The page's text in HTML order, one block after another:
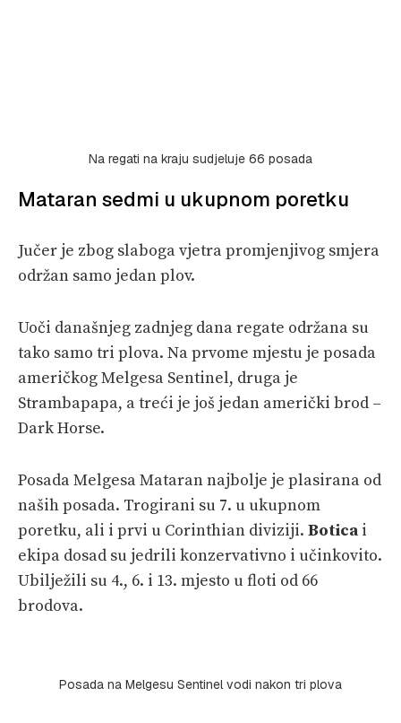
Na regati na kraju sudjeluje 66 posada
Mataran sedmi u ukupnom poretku
Jučer je zbog slaboga vjetra promjenjivog smjera
održan samo jedan plov.
Uoči današnjeg zadnjeg dana regate održana su
tako samo tri plova. Na prvome mjestu je posada
američkog Melgesa Sentinel, druga je
Strambapapa, a treći je još jedan američki brod –
Dark Horse.
Posada Melgesa Mataran najbolje je plasirana od
naših posada. Trogirani su 7. u ukupnom
poretku, ali i prvi u Corinthian diviziji. Botica i
ekipa dosad su jedrili konzervativno i učinkovito.
Ubilježili su 4., 6. i 13. mjesto u floti od 66
brodova.
Posada na Melgesu Sentinel vodi nakon tri plova